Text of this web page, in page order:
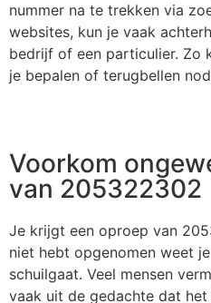
nummer na te trekken via
websites, kun je vaak
bedrijf of een particulier. Zo
je bepalen of terugbellen
Voorkom
van 205322302
Je krijgt een oproep van
niet hebt opgenomen weet
schuilgaat. Veel mensen
vaak uit de gedachte dat